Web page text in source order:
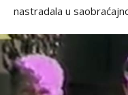
nastradala u